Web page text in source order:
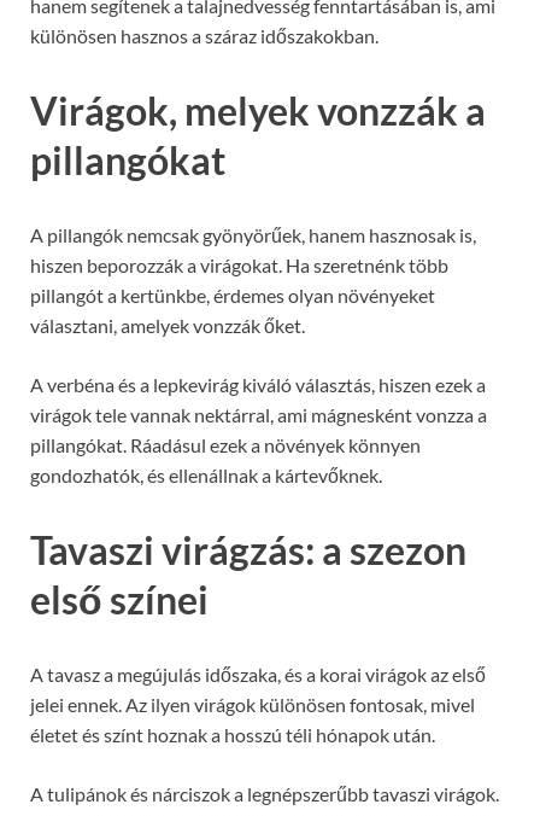
hanem segítenek a talajnedvesség fenntartásában is, ami
különösen hasznos a száraz időszakokban.
Virágok, melyek vonzzák a
pillangókat
A pillangók nemcsak gyönyörűek, hanem hasznosak is,
hiszen beporozzák a virágokat. Ha szeretnénk több
pillangót a kertünkbe, érdemes olyan növényeket
választani, amelyek vonzzák őket.
A verbéna és a lepkevirág kiváló választás, hiszen ezek a
virágok tele vannak nektárral, ami mágnesként vonzza a
pillangókat. Ráadásul ezek a növények könnyen
gondozhatók, és ellenállnak a kártevőknek.
Tavaszi virágzás: a szezon
első színei
A tavasz a megújulás időszaka, és a korai virágok az első
jelei ennek. Az ilyen virágok különösen fontosak, mivel
életet és színt hoznak a hosszú téli hónapok után.
A tulipánok és nárciszok a legnépszerűbb tavaszi virágok.